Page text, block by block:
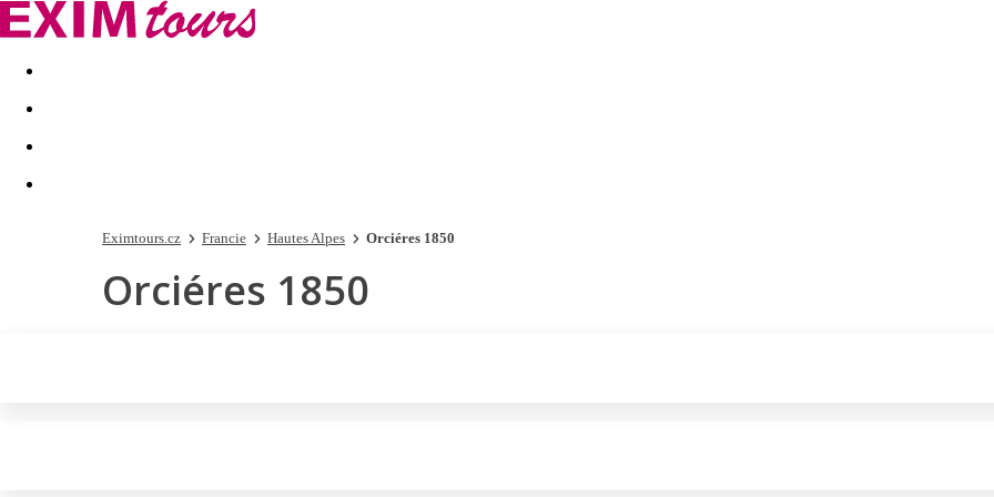
Akční nabídky Last minute
Eximtours.cz Francie Hautes Alpes Orciéres 1850
Orciéres 1850